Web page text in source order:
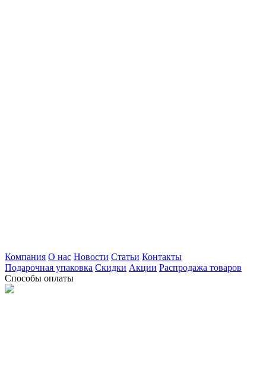
Компания О нас Новости Статьи Контакты
Подарочная упаковка Скидки Акции Распродажа товаров
Способы оплаты